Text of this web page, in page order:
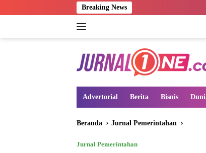
ke
Breaking News
Advertorial Berita Bisnis
Beranda Jurnal Pemerintahan
Jurnal Pemerintahan